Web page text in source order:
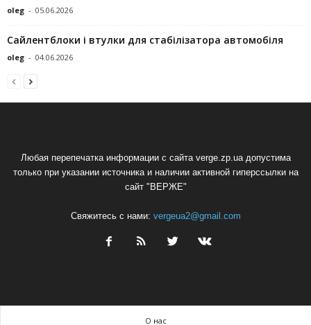
oleg - 05.06.2026
Сайлентблоки і втулки для стабілізатора автомобіля
oleg - 04.06.2026
Любая перепечатка информации с сайта verge.zp.ua допустима
только при указании источника и наличии активной гиперссылки на
сайт "ВЕРЖЕ"
Свяжитесь с нами: vergeua2@gmail.com
О нас